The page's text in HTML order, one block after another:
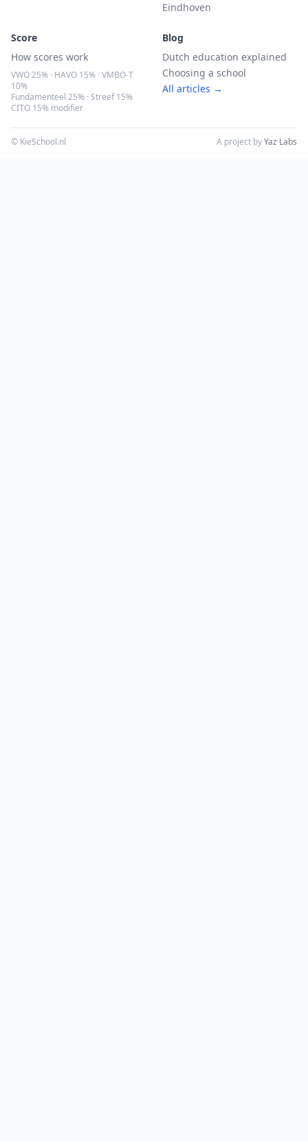
Eindhoven
Score
How scores work
VWO 25% · HAVO 15% · VMBO-T
10%
Fundamenteel 25% · Streef 15%
CITO 15% modifier
Blog
Dutch education explained
Choosing a school
All articles →
© KieSchool.nl A project byYaz Labs